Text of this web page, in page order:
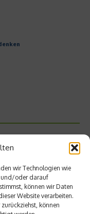
wir Technologien wie
und/oder darauf
können wir Daten
Website verarbeiten.
können
für kleine Unternehmen
Eine Ikone der globalen
der Zeit